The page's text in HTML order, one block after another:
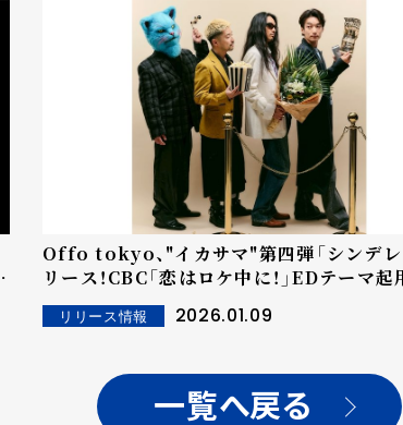
Offo tokyo、"イカサマ"第四弾「シンデレ
リース！CBC「恋はロケ中に！」EDテーマ起
の日に主催イベント"下北猫祭"開催
リリース情報 2026.01.09
一覧へ戻る